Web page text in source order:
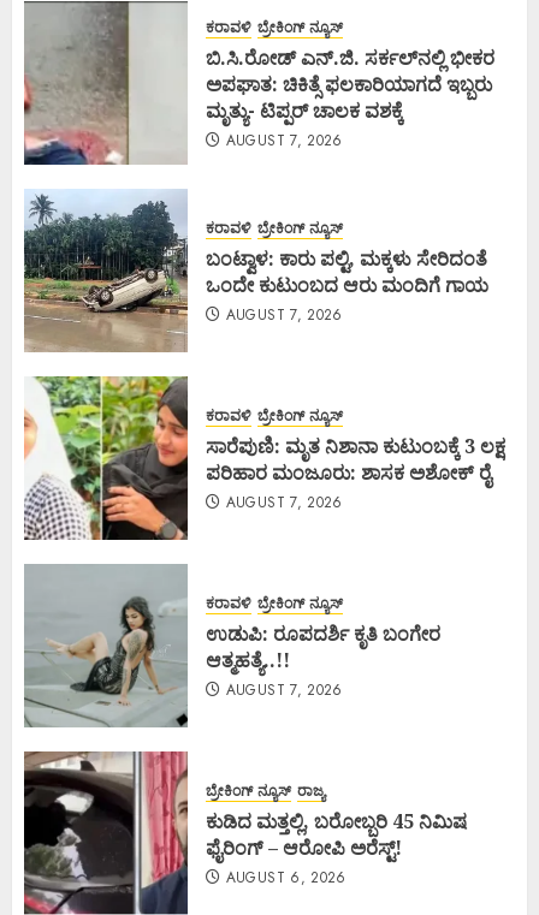
ಕರಾವಳಿ ಬ್ರೇಕಿಂಗ್ ನ್ಯೂಸ್
ಬಿ.ಸಿ.ರೋಡ್ ಎನ್.ಜಿ. ಸರ್ಕಲ್‌ನಲ್ಲಿ ಭೀಕರ
ಅಪಘಾತ: ಚಿಕಿತ್ಸೆ ಫಲಕಾರಿಯಾಗದೆ ಇಬ್ಬರು
ಮೃತ್ಯು- ಟಿಪ್ಪರ್ ಚಾಲಕ ವಶಕ್ಕೆ
AUGUST 7, 2026
ಕರಾವಳಿ ಬ್ರೇಕಿಂಗ್ ನ್ಯೂಸ್
ಬಂಟ್ವಾಳ: ಕಾರು ಪಲ್ಟಿ, ಮಕ್ಕಳು ಸೇರಿದಂತೆ
ಒಂದೇ ಕುಟುಂಬದ ಆರು ಮಂದಿಗೆ ಗಾಯ
AUGUST 7, 2026
ಕರಾವಳಿ ಬ್ರೇಕಿಂಗ್ ನ್ಯೂಸ್
ಸಾರೆಪುಣಿ: ಮೃತ ನಿಶಾನಾ ಕುಟುಂಬಕ್ಕೆ 3 ಲಕ್ಷ
ಪರಿಹಾರ ಮಂಜೂರು: ಶಾಸಕ ಅಶೋಕ್ ರೈ
AUGUST 7, 2026
ಕರಾವಳಿ ಬ್ರೇಕಿಂಗ್ ನ್ಯೂಸ್
ಉಡುಪಿ: ರೂಪದರ್ಶಿ ಕೃತಿ ಬಂಗೇರ
ಆತ್ಮಹತ್ಯೆ..!!
AUGUST 7, 2026
ಬ್ರೇಕಿಂಗ್ ನ್ಯೂಸ್ ರಾಜ್ಯ
ಕುಡಿದ ಮತ್ತಲ್ಲಿ, ಬರೋಬ್ಬರಿ 45 ನಿಮಿಷ
ಫೈರಿಂಗ್ – ಆರೋಪಿ ಅರೆಸ್ಟ್!
AUGUST 6, 2026